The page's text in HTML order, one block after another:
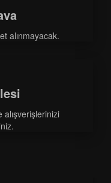
alınmayacak.